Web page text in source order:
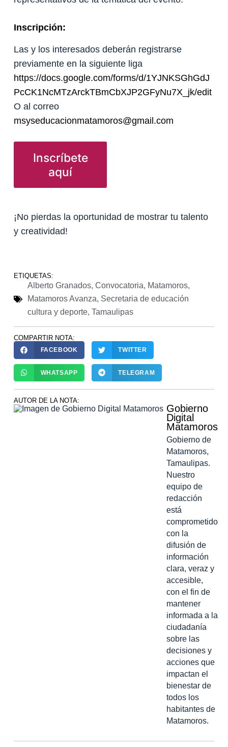
Inscripción:
Las y los interesados deberán registrarse
previamente en la siguiente liga
https://docs.google.com/forms/d/1YJNKSGhGdJ
PcCK1NcMTzArckTBmCbXJP2GFyNu7X_jk/edit
O al correo
msyseducacionmatamoros@gmail.com
Inscríbete
aquí
¡No pierdas la oportunidad de mostrar tu talento
y creatividad!
ETIQUETAS:
Alberto Granados, Convocatoria, Matamoros,
Matamoros Avanza, Secretaria de educación
cultura y deporte, Tamaulipas
COMPARTIR NOTA:
FACEBOOK TWITTER
WHATSAPP TELEGRAM
AUTOR DE LA NOTA:
Gobierno
Digital
Matamoros
Gobierno de
Matamoros,
Tamaulipas.
Nuestro
equipo de
redacción
está
comprometido
con la
difusión de
información
clara, veraz y
accesible,
con el fin de
mantener
informada a la
ciudadanía
sobre las
decisiones y
acciones que
impactan el
bienestar de
todos los
habitantes de
Matamoros.